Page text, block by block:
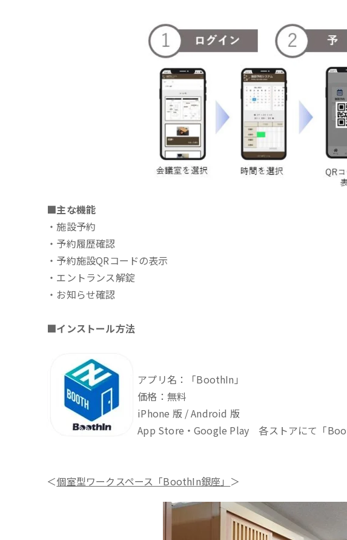
■主な機能
・施設予約
・予約履歴確認
・予約施設QRコードの表示
・エントランス解錠
・お知らせ確認
■インストール方法
アプリ名：「BoothIn」
価格：無料
iPhone 版 / Android 版
App Store・Google Play 各ストアにて「
＜個室型ワークスペース「BoothIn銀座」 ＞